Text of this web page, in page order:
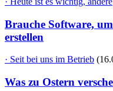
Brauche Software,
erstellen
· Seit bei uns im Betrieb
Was zu Ostern